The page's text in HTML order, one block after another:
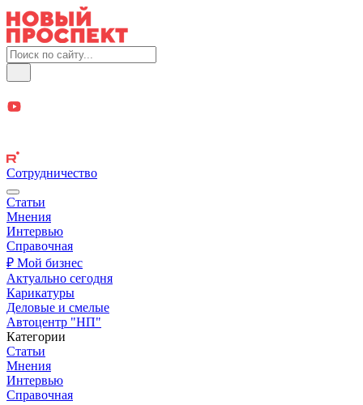
Сотрудничество
Статьи
Мнения
Интервью
Справочная
₽ Мой бизнес
Актуально сегодня
Карикатуры
Деловые и смелые
Автоцентр "НП"
Категории
Статьи
Мнения
Интервью
Справочная